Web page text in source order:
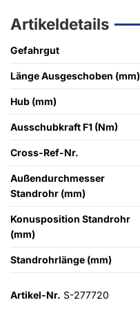
Artikeldetails
Gefahrgut
Länge Ausgeschoben (mm)
Hub (mm)
Ausschubkraft F1 (Nm)
Cross-Ref-Nr.
Außendurchmesser
Standrohr (mm)
Konusposition Standrohr
(mm)
Standrohrlänge (mm)
Artikel-Nr. S-277720